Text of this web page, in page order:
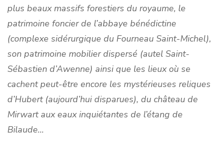
plus beaux massifs forestiers du royaume, le
patrimoine foncier de l’abbaye bénédictine
(complexe sidérurgique du Fourneau Saint-Michel),
son patrimoine mobilier dispersé (autel Saint-
Sébastien d’Awenne) ainsi que les lieux où se
cachent peut-être encore les mystérieuses reliques
d’Hubert (aujourd’hui disparues), du château de
Mirwart aux eaux inquiétantes de l’étang de
Bilaude…